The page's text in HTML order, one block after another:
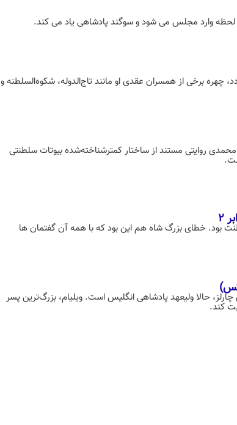
وارد مجلس می شود و سوگند پادشاهی یاد می کند.
چهره برخی از همسران عقدی او مانند تاج‌الدوله، شکوه‌السلطنه و
محمدی روایتی مستند از ساختار کمترشناخته‌شده بیوتات سلطنتی
بود. خطای بزرگ شاه هم این بود که با همه آن گفتمان ها
حالا ولیعهد پادشاهی انگلیس است. ویلیام، بزرگ‌ترین پسر
کند.